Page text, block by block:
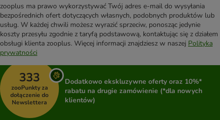
zooplus ma prawo wykorzystywać Twój adres e-mail do wysyłania
bezpośrednich ofert dotyczących własnych, podobnych produktów lub
usług. W każdej chwili możesz wyrazić sprzeciw, ponosząc jedynie
koszty przesyłu zgodnie z taryfą podstawową, kontaktując się z działem
obsługi klienta zooplus. Więcej informacji znajdziesz w naszej Polityka
prywatności
333
zooPunkty za
dołączenie do
Newslettera
Dodatkowo ekskluzywne oferty oraz 10%*
rabatu na drugie zamówienie (*dla nowych
klientów)